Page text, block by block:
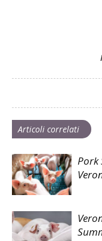
Articoli correlati
Pork